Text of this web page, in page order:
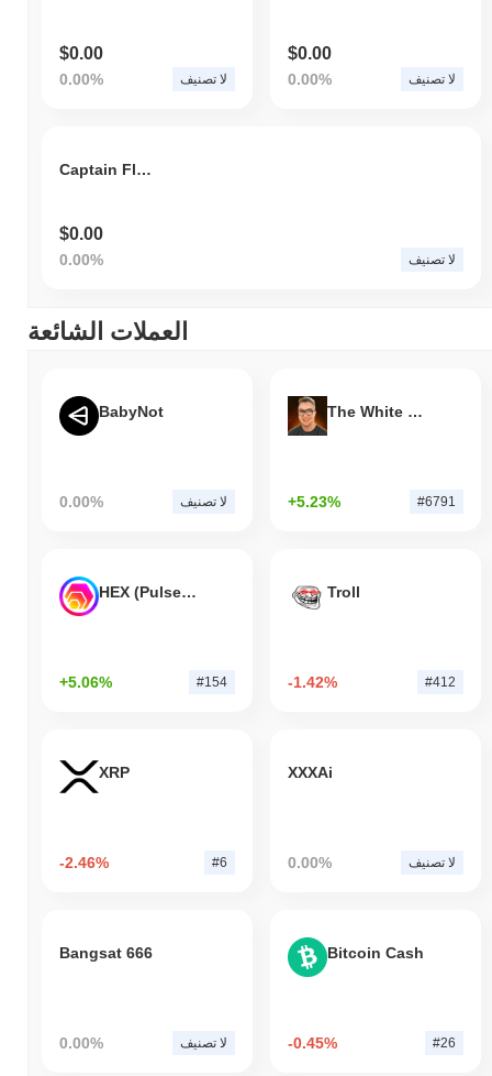
$0.00
0.00% لا تصنيف
$0.00
0.00% لا تصنيف
Captain Floki
$0.00
0.00% لا تصنيف
العملات الشائعة
BabyNot
0.00% لا تصنيف
The White Bull
+5.23% #6791
HEX (Pulsechain)
+5.06% #154
Troll
-1.42% #412
XRP
-2.46% #6
XXXAi
0.00% لا تصنيف
Bangsat 666
0.00% لا تصنيف
Bitcoin Cash
-0.45% #26